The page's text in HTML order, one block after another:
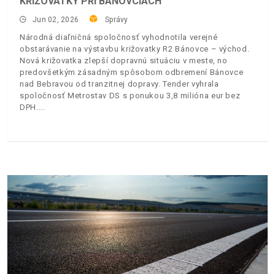
Jun 02, 2026 Správy
Národná diaľničná spoločnosť vyhodnotila verejné
obstarávanie na výstavbu križovatky R2 Bánovce – východ.
Nová križovatka zlepší dopravnú situáciu v meste, no
predovšetkým zásadným spôsobom odbremení Bánovce
nad Bebravou od tranzitnej dopravy. Tender vyhrala
spoločnosť Metrostav DS s ponukou 3,8 milióna eur bez
DPH.